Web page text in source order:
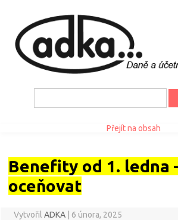
Vyhledávání
Přejít na obsah
Benefity od 1. ledna
oceňovat
Vytvořil ADKA | 6 února, 2025